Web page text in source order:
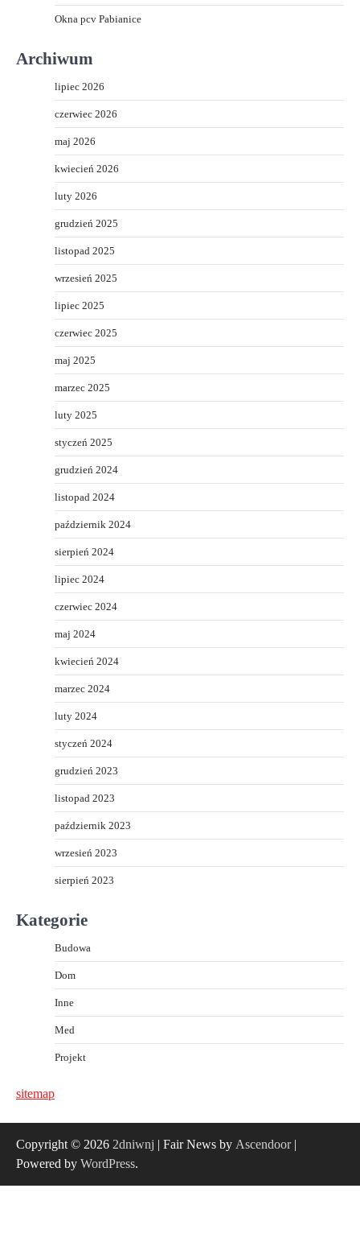
Okna pcv Pabianice
Archiwum
lipiec 2026
czerwiec 2026
maj 2026
kwiecień 2026
luty 2026
grudzień 2025
listopad 2025
wrzesień 2025
lipiec 2025
czerwiec 2025
maj 2025
marzec 2025
luty 2025
styczeń 2025
grudzień 2024
listopad 2024
październik 2024
sierpień 2024
lipiec 2024
czerwiec 2024
maj 2024
kwiecień 2024
marzec 2024
luty 2024
styczeń 2024
grudzień 2023
listopad 2023
październik 2023
wrzesień 2023
sierpień 2023
Kategorie
Budowa
Dom
Inne
Med
Projekt
sitemap
Copyright © 2026 2dniwnj | Fair News by Ascendoor|
Powered by WordPress.